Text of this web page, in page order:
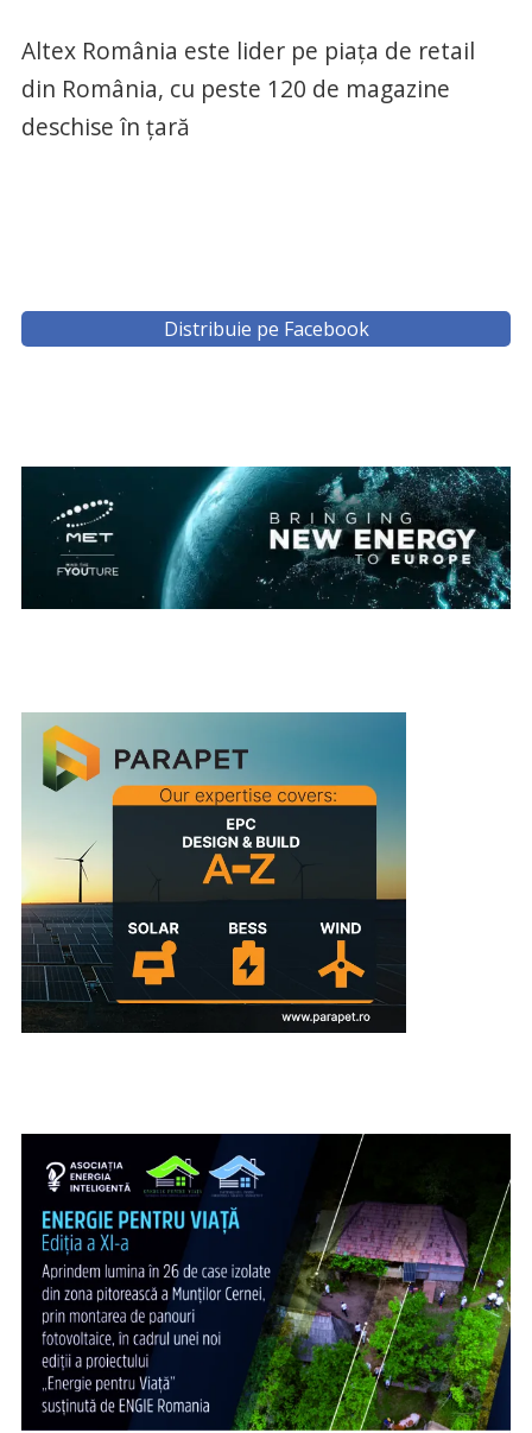
Altex România este lider pe piața de retail
din România, cu peste 120 de magazine
deschise în țară
Distribuie pe Facebook